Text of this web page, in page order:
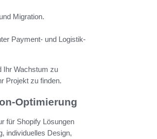
Migration.
Payment- und Logistik-
Ihr Wachstum zu
Projekt zu finden.
Optimierung
für Shopify Lösungen
individuelles Design,